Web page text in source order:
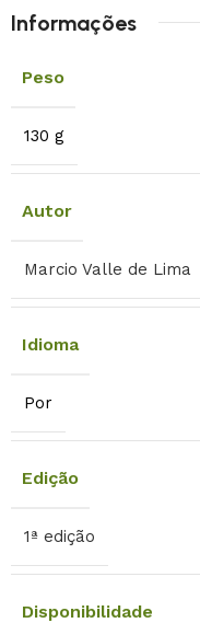
Informações
Peso
130 g
Autor
Marcio Valle de Lima
Idioma
Por
Edição
1ª edição
Disponibilidade